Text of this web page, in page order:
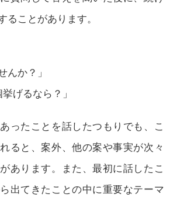
ることがあります。
んか？」
げるなら？」
ったことを話したつもりでも、こ
ると、案外、他の案や事実が次々
あります。また、最初に話したこ
出てきたことの中に重要なテーマ